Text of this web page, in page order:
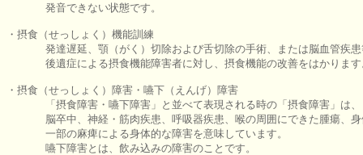
      発音できない状態です。
・摂食（せっしょく）機能訓練
発達遅延、顎（がく）切除および舌切除の手術、または脳血管疾患
後遺症による摂食機能障害者に対し、摂食機能の改善をはかります
・摂食（せっしょく）障害・嚥下（えんげ）障害
「摂食障害・嚥下障害」と並べて表現される時の「摂食障害」は、
脳卒中、神経・筋肉疾患、呼吸器疾患、喉の周囲にできた腫瘍、
      一部の麻痺による身体的な障害を意味しています。
      嚥下障害とは、飲み込みの障害のことです。